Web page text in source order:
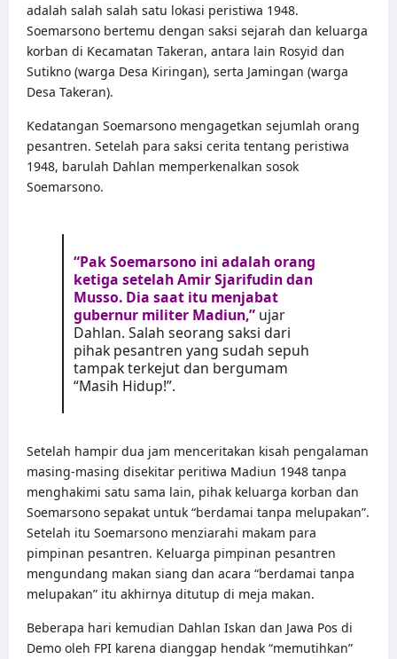
adalah salah salah satu lokasi peristiwa 1948.
Soemarsono bertemu dengan saksi sejarah dan keluarga
korban di Kecamatan Take­ran, antara lain Rosyid dan
Sutikno (warga Desa Kiri­ngan), serta Jamingan (warga
Desa Takeran).
Kedatangan Soemarsono mengagetkan sejumlah orang
pesantren. Setelah para saksi cerita tentang peristiwa
1948, barulah Dahlan memperkenalkan sosok
Soemarsono.
“Pak Soemarsono ini adalah orang
ketiga setelah Amir Sjarifudin dan
Musso. Dia saat itu menjabat
gubernur militer Madiun,” ujar
Dahlan. Salah seorang saksi dari
pihak pesantren yang sudah sepuh
tampak terkejut dan bergumam
“Masih Hidup!”.
Setelah hampir dua jam menceritakan kisah pengalaman
masing-masing disekitar peritiwa Madiun 1948 tanpa
menghakimi satu sama lain, pihak keluarga korban dan
Soemarsono sepakat untuk “berdamai tanpa melupakan”.
Setelah itu Soemarsono menziarahi makam para
pimpinan pesantren. Keluarga pimpinan pesantren
mengundang makan siang dan acara “berdamai tanpa
melupakan” itu akhirnya ditutup di meja makan.
Beberapa hari kemudian Dahlan Iskan dan Jawa Pos di
Demo oleh FPI karena dianggap hendak “memutihkan”